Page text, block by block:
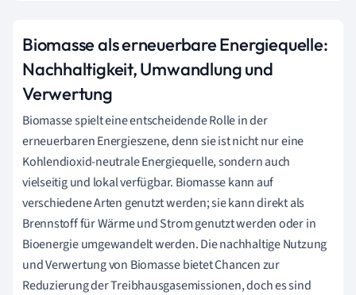
Biomasse als erneuerbare Energiequelle:
Nachhaltigkeit, Umwandlung und
Verwertung
Biomasse spielt eine entscheidende Rolle in der
erneuerbaren Energieszene, denn sie ist nicht nur eine
Kohlendioxid-neutrale Energiequelle, sondern auch
vielseitig und lokal verfügbar. Biomasse kann auf
verschiedene Arten genutzt werden; sie kann direkt als
Brennstoff für Wärme und Strom genutzt werden oder in
Bioenergie umgewandelt werden. Die nachhaltige Nutzung
und Verwertung von Biomasse bietet Chancen zur
Reduzierung der Treibhausgasemissionen, doch es sind